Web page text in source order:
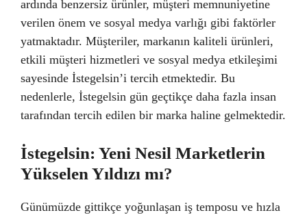
ardında benzersiz ürünler, müşteri memnuniyetine
verilen önem ve sosyal medya varlığı gibi faktörler
yatmaktadır. Müşteriler, markanın kaliteli ürünleri,
etkili müşteri hizmetleri ve sosyal medya etkileşimi
sayesinde İstegelsin’i tercih etmektedir. Bu
nedenlerle, İstegelsin gün geçtikçe daha fazla insan
tarafından tercih edilen bir marka haline gelmektedir.
İstegelsin: Yeni Nesil Marketlerin
Yükselen Yıldızı mı?
Günümüzde gittikçe yoğunlaşan iş temposu ve hızla